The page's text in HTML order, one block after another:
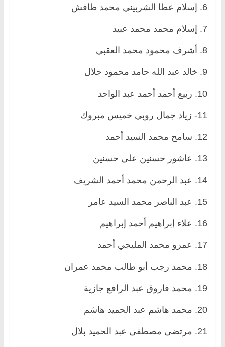
6. إسلام عطا الشربيني محمد طافش
7. إسلام محمد محمد عبيد
8. أشرف محمود محمد العقبي
9. خالد عبد الله حامد محمود جلال
10. ربيع أحمد أحمد عبد الواحد
11- زياد جمال روبي خميس مبروك
12. سامح محمد السيد أحمد
13. عاشور حسنين علي حسنين
14. عبد الرحمن محمد أحمد الشريف
15. عبد الناصر محمد السيد عامر
16. علاء إبراهيم أحمد إبراهيم
17. عمرو محمد المليجي أحمد
18. محمد رجب أبو طالب محمد عمران
19. محمد فاروق عبد الرافع جازية
20. محمد هاشم عبد الحميد هاشم
21. مرتضى مصطفى عبد الحميد بلال